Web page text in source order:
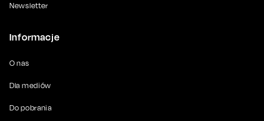
Newsletter
Informacje
O nas
Dla mediów
Do pobrania